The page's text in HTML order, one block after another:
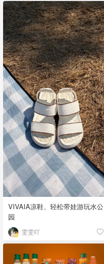
VIVAIA凉鞋、轻松带娃游玩水公
园
雯雯吖